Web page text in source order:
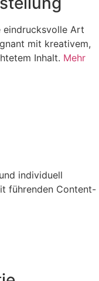
eindrucksvolle Art
mit kreativem,
Inhalt. Mehr
individuell
führenden Content-